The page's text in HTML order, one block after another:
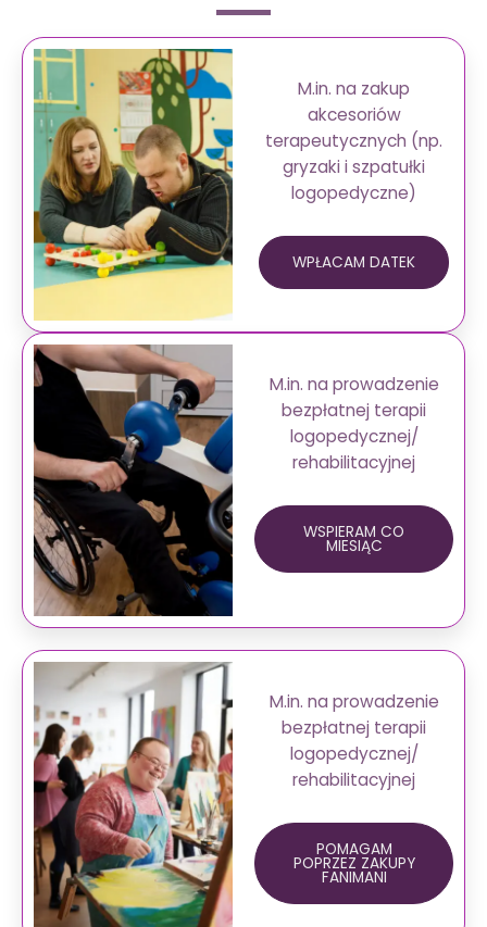
M.in. na zakup
akcesoriów
terapeutycznych (np.
gryzaki i szpatułki
logopedyczne)
WPŁACAM DATEK
M.in. na prowadzenie
bezpłatnej terapii
logopedycznej/
rehabilitacyjnej
WSPIERAM CO
MIESIĄC
M.in. na prowadzenie
bezpłatnej terapii
logopedycznej/
rehabilitacyjnej
POMAGAM
POPRZEZ ZAKUPY
FANIMANI